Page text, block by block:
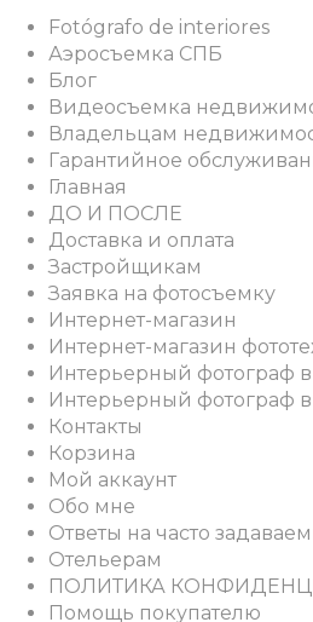
Fotógrafo de interiores
Аэросъемка СПБ
Блог
Видеосъемка
Владельцам
Гарантийное
Главная
ДО И ПОСЛЕ
Доставка и оплата
Застройщикам
Заявка на фотосъемку
Интернет-магазин
Интернет-магазин
Интерьерный фотограф
Интерьерный фотограф
Контакты
Корзина
Мой аккаунт
Обо мне
Ответы на часто
Отельерам
ПОЛИТИКА
Помощь покупателю